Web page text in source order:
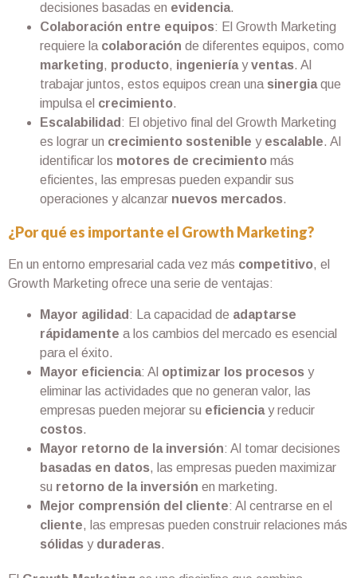
decisiones basadas en evidencia.
Colaboración entre equipos: El Growth Marketing
requiere la colaboración de diferentes equipos, como
marketing, producto, ingenieríayventas. Al
trabajar juntos, estos equipos crean una sinergiaque
impulsa el crecimiento.
Escalabilidad : El objetivo final del Growth Marketing
es lograr un crecimiento sostenible y escalable. Al
identificar los motores de crecimiento más
eficientes, las empresas pueden expandir sus
operaciones y alcanzar nuevos mercados.
¿Por qué es importante el Growth Marketing?
En un entorno empresarial cada vez más competitivo, el
Growth Marketing ofrece una serie de ventajas:
Mayor agilidad : La capacidad de adaptarse
rápidamente a los cambios del mercado es esencial
para el éxito.
Mayor eficiencia: Al optimizar los procesos y
eliminar las actividades que no generan valor, las
empresas pueden mejorar su eficienciay reducir
costos.
Mayor retorno de la inversión: Al tomar decisiones
basadas en datos, las empresas pueden maximizar
su retorno de la inversión en marketing.
Mejor comprensión del cliente: Al centrarse en el
cliente, las empresas pueden construir relaciones más
sólidas y duraderas.